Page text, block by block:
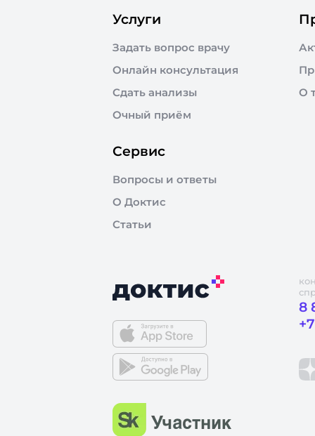
Услуги
Задать вопрос врачу
Онлайн консультация
Сдать анализы
Очный приём
О
Сервис
Вопросы и ответы
О Доктис
Статьи
8